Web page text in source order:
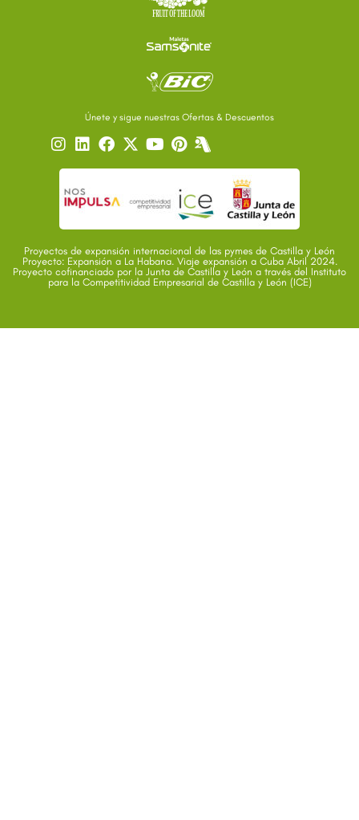
Únete y sigue nuestras Ofertas & Descuentos
Proyectos de expansión internacional de las pymes de Castilla y León
Proyecto: Expansión a La Habana. Viaje expansión a Cuba Abril 2024.
Proyecto cofinanciado por la Junta de Castilla y León a través del Instituto
para la Competitividad Empresarial de Castilla y León (ICE)